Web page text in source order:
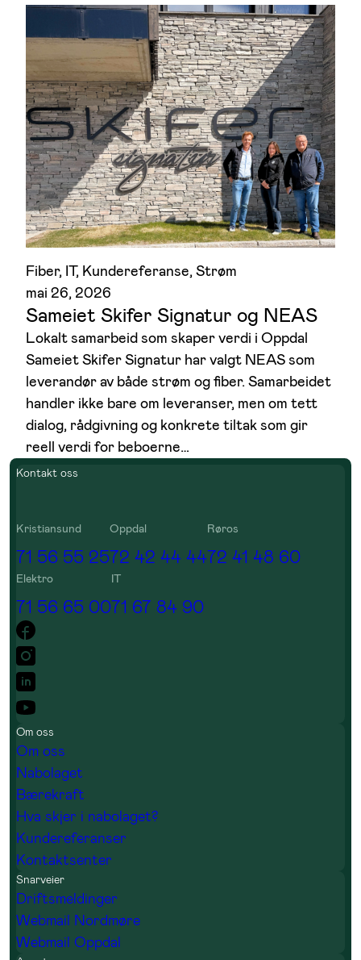
Fiber, IT, Kundereferanse, Strøm
mai 26, 2026
Sameiet Skifer Signatur og NEAS
Lokalt samarbeid som skaper verdi i Oppdal
Sameiet Skifer Signatur har valgt NEAS som
leverandør av både strøm og fiber. Samarbeidet
handler ikke bare om leveranser, men om tett
dialog, rådgivning og konkrete tiltak som gir
reell verdi for beboerne…
Kontakt oss
Kristiansund
71 56 55 25
Oppdal
72 42 44 44
Røros
72 41 48 60
Elektro
71 56 65 00
IT
71 67 84 90
Om oss
Om oss
Nabolaget
Bærekraft
Hva skjer i nabolaget?
Kundereferanser
Kontaktsenter
Snarveier
Driftsmeldinger
Webmail Nordmøre
Webmail Oppdal